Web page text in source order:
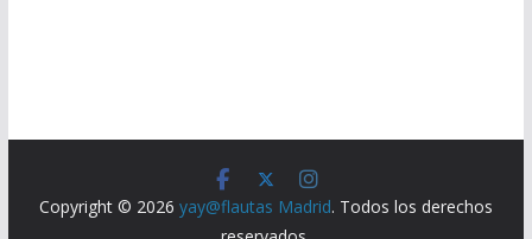
Copyright © 2026 yay@flautas Madrid. Todos los derechos